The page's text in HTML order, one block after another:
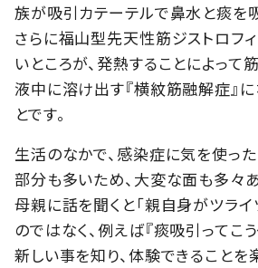
族が吸引カテーテルで鼻水と痰を
さらに福山型先天性筋ジストロフ
いところが、発熱することによっ
液中に溶け出す『横紋筋融解症』
とです。
生活のなかで、感染症に気を使っ
部分も多いため、大変な面も多々
母親に話を聞くと「親自身がツラ
のではなく、例えば『痰吸引ってこ
新しい事を知り、体験できることを